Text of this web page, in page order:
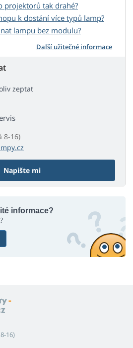
projektorů tak drahé?
k dostání více typů lamp?
lampu bez modulu?
Další užitečné informace
zeptat
8-16)
Napište mi
informace?
16)